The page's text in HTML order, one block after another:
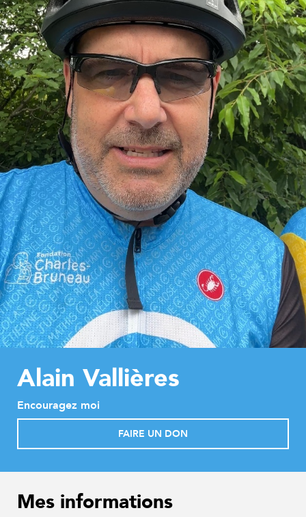
Alain Vallières
Encouragez moi
FAIRE UN DON
Mes informations